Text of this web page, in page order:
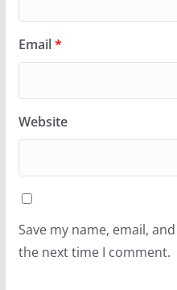
Email*
Website
Save my name, email,
the next time I comment.